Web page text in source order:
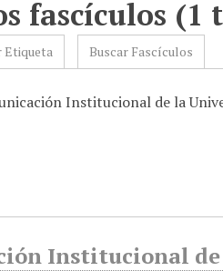
fascículos (1
Etiqueta Buscar Fascículos
Institucional de la
Institucional